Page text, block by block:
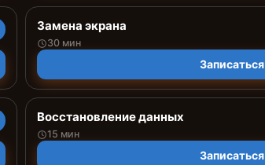
Замена экрана
30 мин
Записаться
Восстановление данных
15 мин
Записаться